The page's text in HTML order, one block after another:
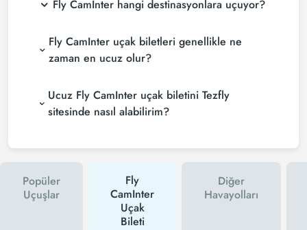
Fly CamInter hangi destinasyonlara uçuyor?
Fly CamInter uçak biletleri genellikle ne
zaman en ucuz olur?
Ucuz Fly CamInter uçak biletini Tezfly
sitesinde nasıl alabilirim?
Popüler
Uçuşlar
Fly
CamInter
Uçak
Bileti
Diğer
Havayolları